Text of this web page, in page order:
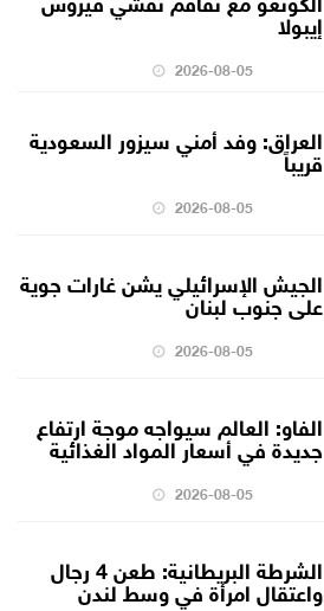
إيبولا
2026-08-05
العراق: وفد أمني سيزور السعودية
قريباً
2026-08-05
الجيش الإسرائيلي يشن غارات جوية
على جنوب لبنان
2026-08-05
الفاو: العالم سيواجه موجة ارتفاع
جديدة في أسعار المواد الغذائية
2026-08-05
الشرطة البريطانية: طعن 4 رجال
واعتقال امرأة في وسط لندن